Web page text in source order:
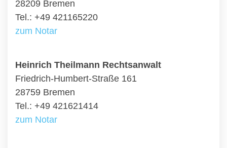
28209 Bremen
Tel.: +49 421165220
zum Notar
Heinrich Theilmann Rechtsanwalt
Friedrich-Humbert-Straße 161
28759 Bremen
Tel.: +49 421621414
zum Notar